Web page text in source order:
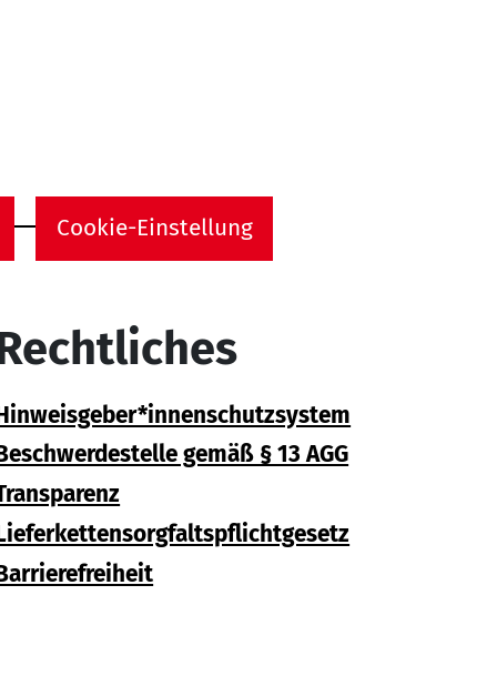
Cookie-Einstellung
gemäß § 13 AGG